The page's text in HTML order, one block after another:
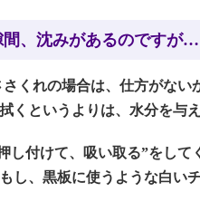
間、沈みがあるのですが…
くれの場合は、仕方がな
くというよりは、水分を与
し付けて、吸い取る”をし
し、黒板に使うような白